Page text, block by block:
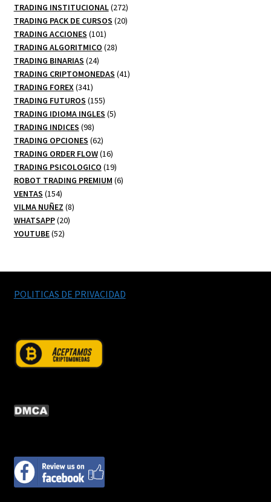
productos
TRADING INSTITUCIONAL 272272
productos
TRADING PACK DE CURSOS 2020
TRADING ACCIONES 101101
productos
TRADING ALGORITMICO 2828
TRADING BINARIAS 2424
productos
TRADING CRIPTOMONEDAS 4141
TRADING FOREX 341341
productos
TRADING FUTUROS 155155
productos
TRADING IDIOMA INGLES 55
TRADING INDICES 9898
productos
TRADING OPCIONES 6262
productos
TRADING ORDER FLOW 1616
productos
TRADING PSICOLOGICO 1919
productos
ROBOT TRADING PREMIUM 66
VENTAS 154154
productos
VILMA NUÑEZ 88
WHATSAPP 2020
YOUTUBE 5252
POLITICAS DE PRIVACIDAD